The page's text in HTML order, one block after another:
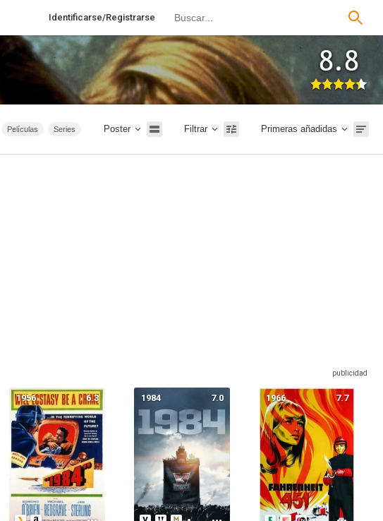
Identificarse/Registrarse
8.8
Series
Películas Poster Filtrar Primeras añadidas
6.3
1956 7.0
1984 7.7
1966